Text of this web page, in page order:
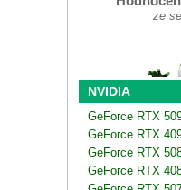
ze
NVIDIA
GeForce RTX
GeForce RTX
GeForce RTX
GeForce RTX